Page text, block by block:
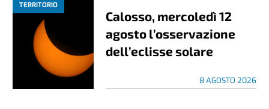
TERRITORIO
Calosso, mercoledì 12
agosto l’osservazione
dell’eclisse solare
8 AGOSTO 2026